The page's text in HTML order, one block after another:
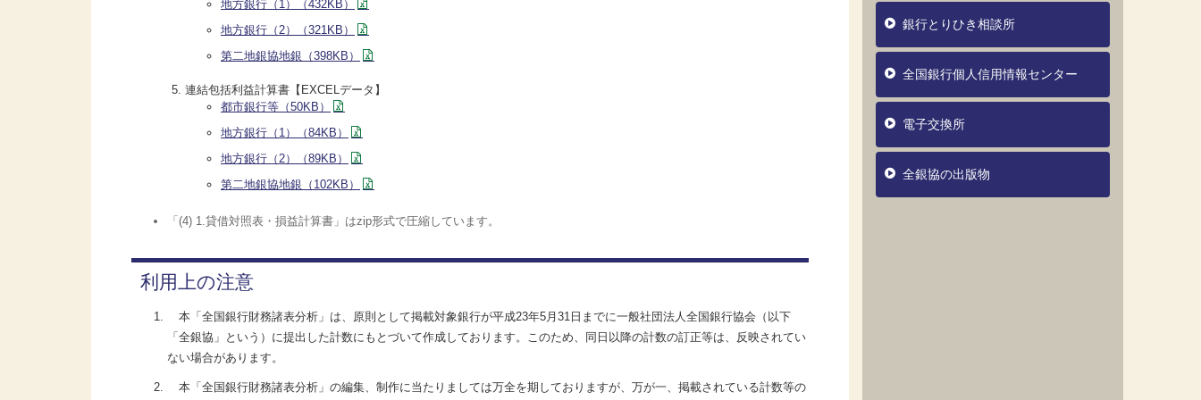
地方銀行（1）（432KB）
地方銀行（2）（321KB）
第二地銀協地銀（398KB）
連結包括利益計算書【EXCELデータ】
都市銀行等（50KB）
地方銀行（1）（84KB）
地方銀行（2）（89KB）
第二地銀協地銀（102KB）
「(4) 1.貸借対照表・損益計算書」はzip形式で圧縮しています。
利用上の注意
本「全国銀行財務諸表分析」は、原則として掲載対象銀行が平成23年5月31日までに一般社団法人全国銀行協会（以下
「全銀協」という）に提出した計数にもとづいて作成しております。このため、同日以降の計数の訂正等は、反映されてい
ない場合があります。
本「全国銀行財務諸表分析」の編集、制作に当たりましては万全を期しておりますが、万が一、掲載されている計数等の
銀行とりひき相談所
全国銀行個人信用情報センター
電子交換所
全銀協の出版物